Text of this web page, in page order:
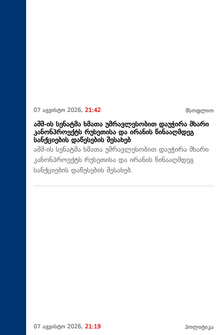
07 აგვისტო 2026, 21:42 მსოფლიო
აშშ-ის სენატმა ხმათა უმრავლესობით დაუჭირა მხარი
კანონპროექტს რუსეთისა და ირანის წინააღმდეგ
სანქციების დაწესების შესახებ
აშშ-ის სენატმა ხმათა უმრავლესობით დაუჭირა მხარი
კანონპროექტს რუსეთისა და ირანის წინააღმდეგ
სანქციების დაწესების შესახებ.
07 აგვისტო 2026, 21:19 პოლიტიკა